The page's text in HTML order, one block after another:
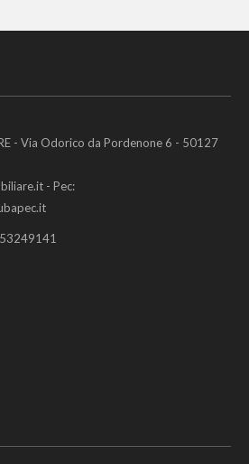
- Via Odorico da Pordenone 6 - 50127
- Pec: